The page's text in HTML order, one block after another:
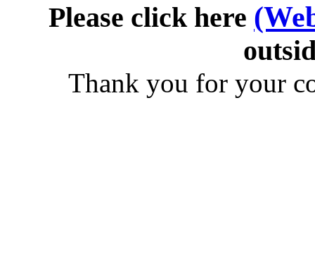
Please click here
Thank you for your